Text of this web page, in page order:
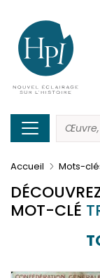
contenu
principal
Menu
(header)
Accueil Mots-
MOT-CLÉ